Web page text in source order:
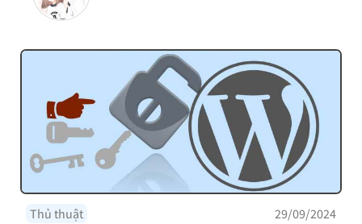
Thủ thuật 29/09/2024